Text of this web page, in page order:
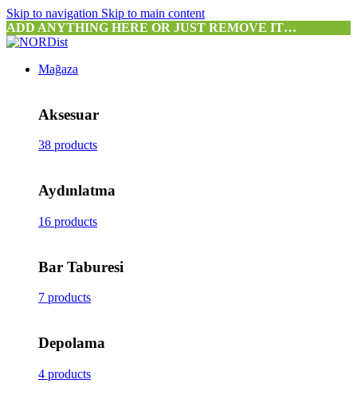
Skip to navigation Skip to main content
ADD ANYTHING HERE OR JUST REMOVE IT…
Mağaza
Aksesuar
38 products
Aydınlatma
16 products
Bar Taburesi
7 products
Depolama
4 products